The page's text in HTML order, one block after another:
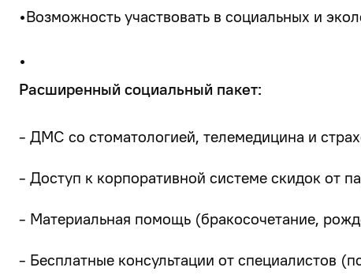
•Возможность участвовать в социальных и
•
Расширенный социальный пакет:
- ДМС со стоматологией, телемедицина и
- Доступ к корпоративной системе скидок от
- Материальная помощь (бракосочетание,
- Бесплатные консультации от специалистов